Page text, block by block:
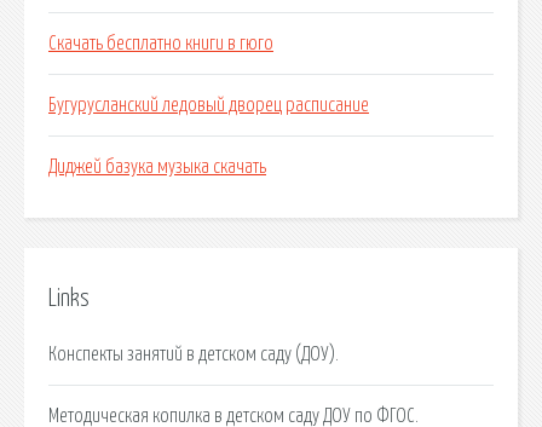
Скачать бесплатно книги в гюго
Бугурусланский ледовый дворец расписание
Диджей базука музыка скачать
Links
Конспекты занятий в детском саду (ДОУ).
Методическая копилка в детском саду ДОУ по ФГОС.